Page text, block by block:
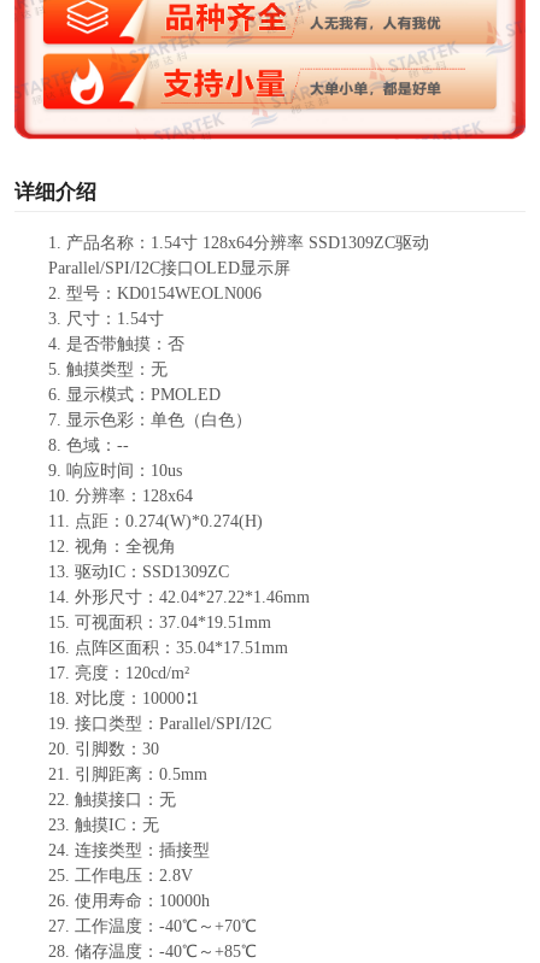
d
e
o
详细介绍
1. 产品名称： 1.54寸 128x64分辨率 SSD1309ZC驱动
Parallel/SPI/I2C接口OLED显示屏
2. 型号： KD0154WEOLN006
3. 尺寸： 1.54寸
4. 是否带触摸： 否
5. 触摸类型： 无
6. 显示模式： PMOLED
7. 显示色彩： 单色（白色）
8. 色域： --
9. 响应时间： 10us
10. 分辨率： 128x64
11. 点距： 0.274(W)*0.274(H)
12. 视角： 全视角
13. 驱动IC： SSD1309ZC
14. 外形尺寸： 42.04*27.22*1.46mm
15. 可视面积： 37.04*19.51mm
16. 点阵区面积： 35.04*17.51mm
17. 亮度： 120cd/m²
18. 对比度： 10000∶1
19. 接口类型： Parallel/SPI/I2C
20. 引脚数： 30
21. 引脚距离： 0.5mm
22. 触摸接口：无
23. 触摸IC：无
24. 连接类型： 插接型
25. 工作电压： 2.8V
26. 使用寿命： 10000h
27. 工作温度： -40℃～+70℃
28. 储存温度： -40℃～+85℃